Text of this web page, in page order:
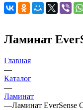
Ламинат
Главная
—
Каталог
—
Ламинат
—Ламинат EverSense